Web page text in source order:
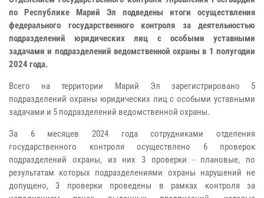
по Республике Марий Эл подведены итоги осуществления
федерального государственного контроля за деятельностью
подразделений юридических лиц с особыми уставными
задачами и подразделений ведомственной охраны в 1 полугодии
2024 года.
Всего на территории Марий Эл зарегистрировано 5
подразделений охраны юридических лиц с особыми уставными
задачами и 5 подразделений ведомственной охраны.
За 6 месяцев 2024 года сотрудниками отделения
государственного контроля осуществлено 6 проверок
подразделений охраны, из них 3 проверки - плановые, по
результатам которых подразделениями охраны нарушений не
допущено, 3 проверки проведены в рамках контроля за